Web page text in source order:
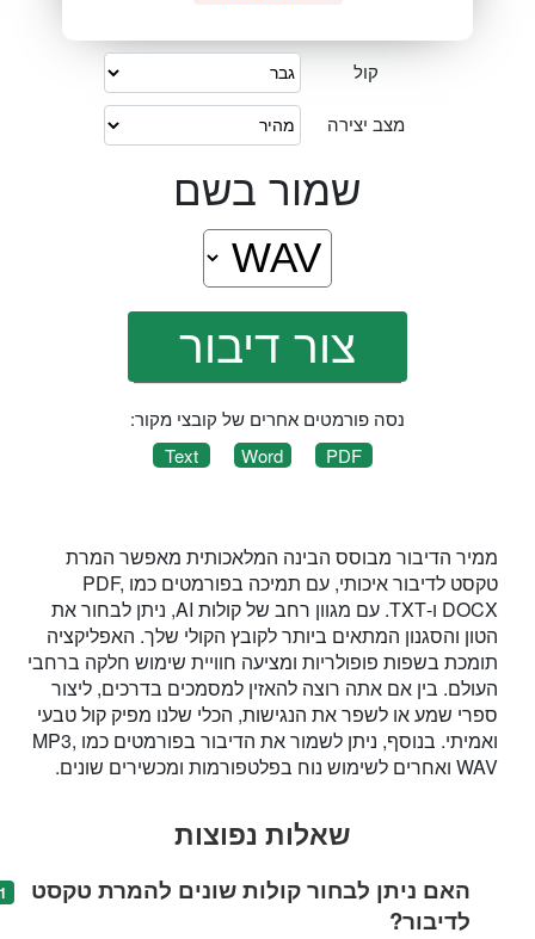
קול
מצב יצירה
שמור בשם
נסה פורמטים אחרים של קובצי מקור:
PDF
Word
Text
ממיר הדיבור מבוסס הבינה המלאכותית מאפשר המרת
טקסט לדיבור איכותי, עם תמיכה בפורמטים כמו PDF,
DOCX ו-TXT. עם מגוון רחב של קולות AI, ניתן לבחור את
הטון והסגנון המתאים ביותר לקובץ הקולי שלך. האפליקציה
תומכת בשפות פופולריות ומציעה חוויית שימוש חלקה ברחבי
העולם. בין אם אתה רוצה להאזין למסמכים בדרכים, ליצור
ספרי שמע או לשפר את הנגישות, הכלי שלנו מפיק קול טבעי
ואמיתי. בנוסף, ניתן לשמור את הדיבור בפורמטים כמו MP3,
WAV ואחרים לשימוש נוח בפלטפורמות ומכשירים שונים.
שאלות נפוצות
האם ניתן לבחור קולות שונים להמרת טקסט
לדיבור?